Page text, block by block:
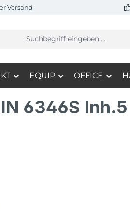
Versand
EQUIP OFFICE
6346S Inh.5